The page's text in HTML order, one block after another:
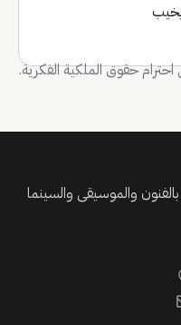
حقوق الملكية الفكرية.
والموسيقى والسينما